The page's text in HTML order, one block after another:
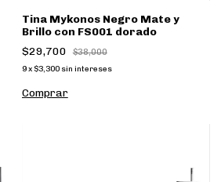
Tina Mykonos Negro Mate y
Brillo con FS001 dorado
$29,700
$38,000
9x $3,300 sin intereses
Comprar